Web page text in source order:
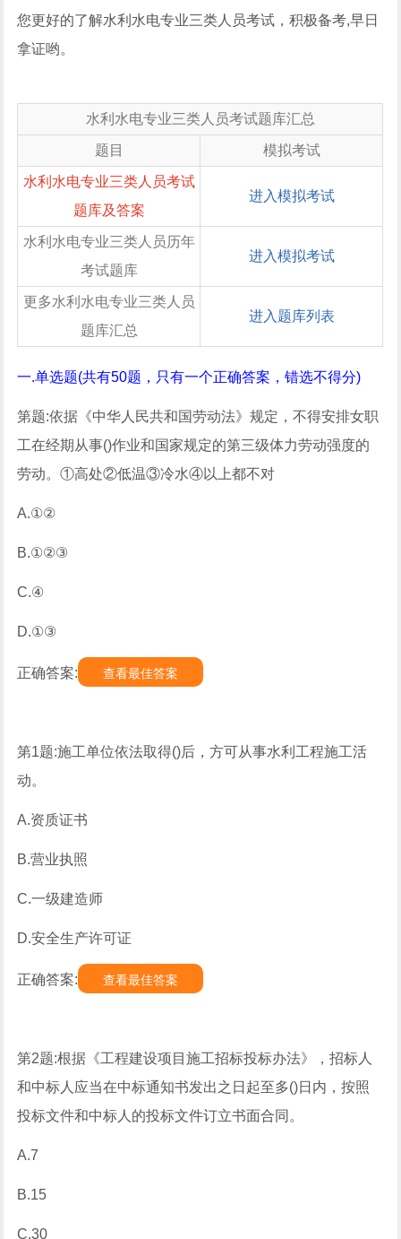
您更好的了解水利水电专业三类人员考试，积极备考,早日
拿证哟。
水利水电专业三类人员考试题库汇总
题目 模拟考试
水利水电专业三类人员考试
题库及答案
进入模拟考试
水利水电专业三类人员历年
考试题库
进入模拟考试
更多水利水电专业三类人员
题库汇总
进入题库列表
一.单选题(共有50题，只有一个正确答案，错选不得分)
第题:依据《中华人民共和国劳动法》规定，不得安排女职
工在经期从事()作业和国家规定的第三级体力劳动强度的
劳动。①高处②低温③冷水④以上都不对
A.①②
B.①②③
C.④
D.①③
正确答案: 查看最佳答案
第1题:施工单位依法取得()后，方可从事水利工程施工活
动。
A.资质证书
B.营业执照
C.一级建造师
D.安全生产许可证
正确答案: 查看最佳答案
第2题:根据《工程建设项目施工招标投标办法》，招标人
和中标人应当在中标通知书发出之日起至多()日内，按照
投标文件和中标人的投标文件订立书面合同。
A.7
B.15
C.30